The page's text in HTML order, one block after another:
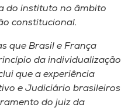
do instituto no âmbito
constitucional.
que Brasil e França
da individualização
que a experiência
e Judiciário brasileiros
do juiz da